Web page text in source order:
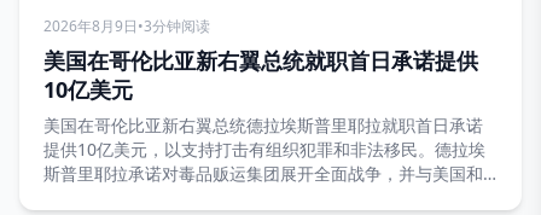
2026年8月9日•3分钟阅读
美国在哥伦比亚新右翼总统就职首日承诺提供
10亿美元
美国在哥伦比亚新右翼总统德拉埃斯普里耶拉就职首日承诺
提供10亿美元，以支持打击有组织犯罪和非法移民。德拉埃
斯普里耶拉承诺对毒品贩运集团展开全面战争，并与美国和